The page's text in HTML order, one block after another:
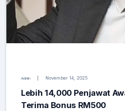
Admin November 14, 2025
Lebih 14,000 Penjawat
Terima Bonus RM500